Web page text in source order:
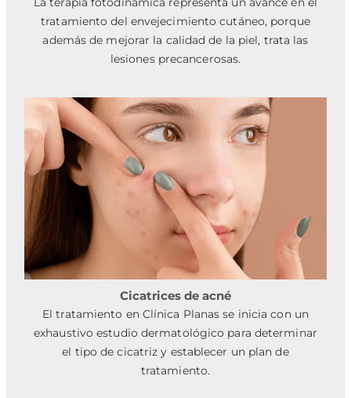
tratamiento del envejecimiento cutáneo, porque
además de mejorar la calidad de la piel, trata las
lesiones precancerosas.
Cicatrices de acné
El tratamiento en Clínica Planas se inicia con un
exhaustivo estudio dermatológico para determinar
el tipo de cicatriz y establecer un plan de
tratamiento.